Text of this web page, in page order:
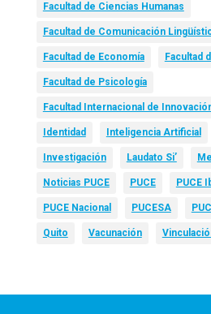
Facultad de Ciencias Humanas
Facultad de Comunicación
Facultad de Economía Facultad
Facultad de Psicología
Facultad Internacional de
Identidad Inteligencia Artificial
Investigación Laudato Si’
Noticias PUCE PUCE PUCE
PUCE Nacional PUCESA
Quito Vacunación